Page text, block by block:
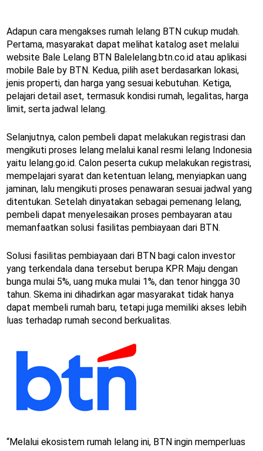
Adapun cara mengakses rumah lelang BTN cukup mudah.
Pertama, masyarakat dapat melihat katalog aset melalui
website Bale Lelang BTN Balelelang.btn.co.id atau aplikasi
mobile Bale by BTN. Kedua, pilih aset berdasarkan lokasi,
jenis properti, dan harga yang sesuai kebutuhan. Ketiga,
pelajari detail aset, termasuk kondisi rumah, legalitas, harga
limit, serta jadwal lelang.
Selanjutnya, calon pembeli dapat melakukan registrasi dan
mengikuti proses lelang melalui kanal resmi lelang Indonesia
yaitu lelang.go.id. Calon peserta cukup melakukan registrasi,
mempelajari syarat dan ketentuan lelang, menyiapkan uang
jaminan, lalu mengikuti proses penawaran sesuai jadwal yang
ditentukan. Setelah dinyatakan sebagai pemenang lelang,
pembeli dapat menyelesaikan proses pembayaran atau
memanfaatkan solusi fasilitas pembiayaan dari BTN.
Solusi fasilitas pembiayaan dari BTN bagi calon investor
yang terkendala dana tersebut berupa KPR Maju dengan
bunga mulai 5%, uang muka mulai 1%, dan tenor hingga 30
tahun. Skema ini dihadirkan agar masyarakat tidak hanya
dapat membeli rumah baru, tetapi juga memiliki akses lebih
luas terhadap rumah second berkualitas.
“Melalui ekosistem rumah lelang ini, BTN ingin memperluas